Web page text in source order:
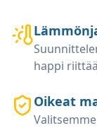
happi
Oikeat